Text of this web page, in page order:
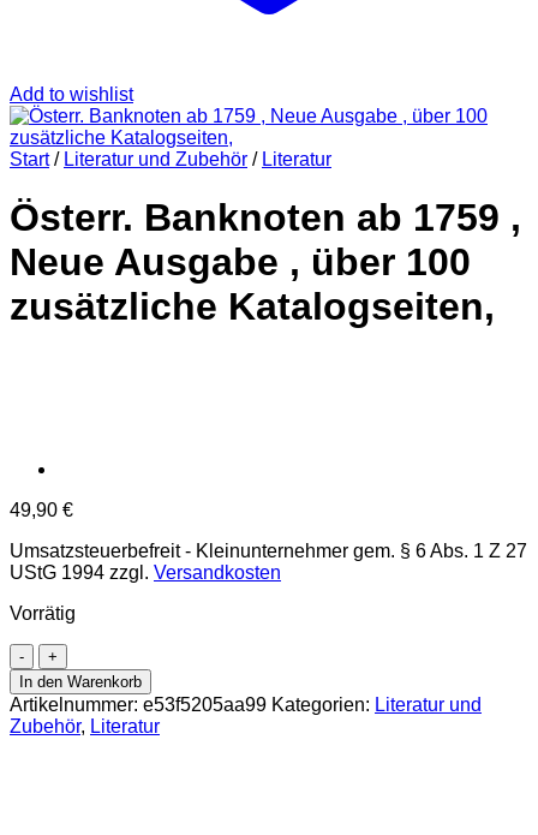
Add to wishlist
Start / Literatur und Zubehör / Literatur
Österr. Banknoten ab 1759 ,
Neue Ausgabe , über 100
zusätzliche Katalogseiten,
49,90 €
Umsatzsteuerbefreit - Kleinunternehmer gem. § 6 Abs. 1 Z 27
UStG 1994 zzgl. Versandkosten
Vorrätig
Österr.
Banknoten
ab
1759
,
In den Warenkorb
Artikelnummer: e53f5205aa99 Kategorien: Literatur und
Zubehör, Literatur